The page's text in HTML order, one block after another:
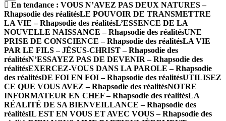
En tendance : VOUS N’AVEZ PAS DEUX NATURES –
Rhapsodie des réalitésLE POUVOIR DE TRANSMETTRE
LA VIE – Rhapsodie des réalitésL’ESSENCE DE LA
NOUVELLE NAISSANCE – Rhapsodie des réalitésUNE
PRISE DE CONSCIENCE – Rhapsodie des réalitésLA VIE
PAR LE FILS – JÉSUS-CHRIST – Rhapsodie des
réalitésN’ESSAYEZ PAS DE DEVENIR – Rhapsodie des
réalitésEXERCEZ-VOUS DANS LA PAROLE – Rhapsodie
des réalitésDE FOI EN FOI – Rhapsodie des réalitésUTILISEZ
CE QUE VOUS AVEZ – Rhapsodie des réalitésNOTRE
INFORMATEUR EN CHEF – Rhapsodie des réalitésLA
RÉALITÉ DE SA BIENVEILLANCE – Rhapsodie des
réalitésIL EST EN VOUS ET AVEC VOUS – Rhapsodie des